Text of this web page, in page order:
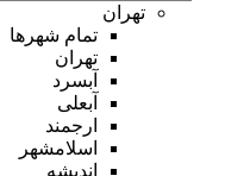
تهران
تمام شهر‌ها
تهران
آبسرد
آبعلی
ارجمند
اسلامشهر
اندیشه